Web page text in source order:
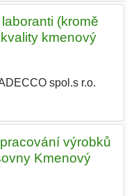
(kromě
kmenový
spol.s r.o.
výrobků
Kmenový